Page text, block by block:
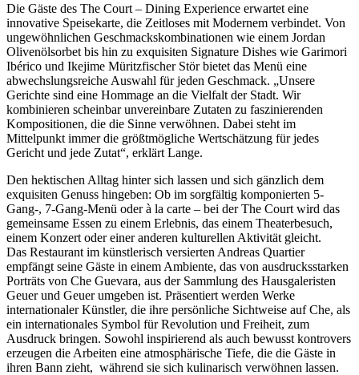
Die Gäste des The Court – Dining Experience erwartet eine
innovative Speisekarte, die Zeitloses mit Modernem verbindet. Von
ungewöhnlichen Geschmackskombinationen wie einem Jordan
Olivenölsorbet bis hin zu exquisiten Signature Dishes wie Garimori
Ibérico und Ikejime Müritzfischer Stör bietet das Menü eine
abwechslungsreiche Auswahl für jeden Geschmack. „Unsere
Gerichte sind eine Hommage an die Vielfalt der Stadt. Wir
kombinieren scheinbar unvereinbare Zutaten zu faszinierenden
Kompositionen, die die Sinne verwöhnen. Dabei steht im
Mittelpunkt immer die größtmögliche Wertschätzung für jedes
Gericht und jede Zutat“, erklärt Lange.
Den hektischen Alltag hinter sich lassen und sich gänzlich dem
exquisiten Genuss hingeben: Ob im sorgfältig komponierten 5-
Gang-, 7-Gang-Menü oder à la carte – bei der The Court wird das
gemeinsame Essen zu einem Erlebnis, das einem Theaterbesuch,
einem Konzert oder einer anderen kulturellen Aktivität gleicht.
Das Restaurant im künstlerisch versierten Andreas Quartier
empfängt seine Gäste in einem Ambiente, das von ausdrucksstarken
Porträts von Che Guevara, aus der Sammlung des Hausgaleristen
Geuer und Geuer umgeben ist. Präsentiert werden Werke
internationaler Künstler, die ihre persönliche Sichtweise auf Che, als
ein internationales Symbol für Revolution und Freiheit, zum
Ausdruck bringen. Sowohl inspirierend als auch bewusst kontrovers
erzeugen die Arbeiten eine atmosphärische Tiefe, die die Gäste in
ihren Bann zieht, während sie sich kulinarisch verwöhnen lassen.